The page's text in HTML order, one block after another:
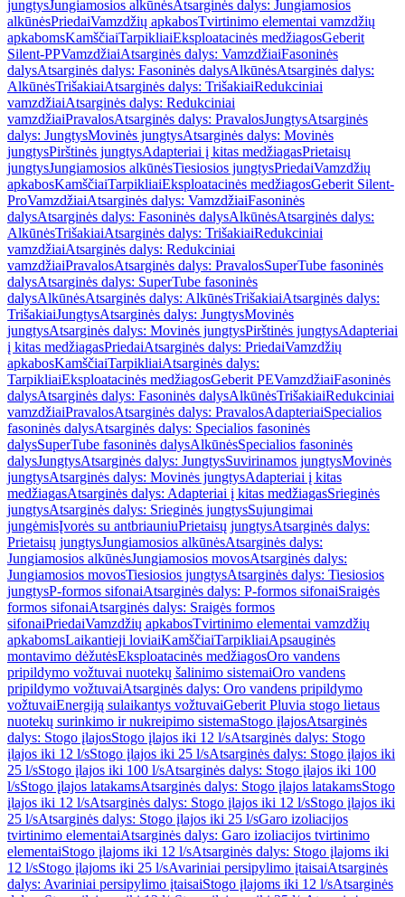
jungtysJungiamosios alkūnėsAtsarginės dalys: Jungiamosios
alkūnėsPriedaiVamzdžių apkabosTvirtinimo elementai vamzdžių
apkabomsKamščiaiTarpikliaiEksploatacinės medžiagosGeberit
Silent-PPVamzdžiaiAtsarginės dalys: VamzdžiaiFasoninės
dalysAtsarginės dalys: Fasoninės dalysAlkūnėsAtsarginės dalys:
AlkūnėsTrišakiaiAtsarginės dalys: TrišakiaiRedukciniai
vamzdžiaiAtsarginės dalys: Redukciniai
vamzdžiaiPravalosAtsarginės dalys: PravalosJungtysAtsarginės
dalys: JungtysMovinės jungtysAtsarginės dalys: Movinės
jungtysPirštinės jungtysAdapteriai į kitas medžiagasPrietaisų
jungtysJungiamosios alkūnėsTiesiosios jungtysPriedaiVamzdžių
apkabosKamščiaiTarpikliaiEksploatacinės medžiagosGeberit Silent-
ProVamzdžiaiAtsarginės dalys: VamzdžiaiFasoninės
dalysAtsarginės dalys: Fasoninės dalysAlkūnėsAtsarginės dalys:
AlkūnėsTrišakiaiAtsarginės dalys: TrišakiaiRedukciniai
vamzdžiaiAtsarginės dalys: Redukciniai
vamzdžiaiPravalosAtsarginės dalys: PravalosSuperTube fasoninės
dalysAtsarginės dalys: SuperTube fasoninės
dalysAlkūnėsAtsarginės dalys: AlkūnėsTrišakiaiAtsarginės dalys:
TrišakiaiJungtysAtsarginės dalys: JungtysMovinės
jungtysAtsarginės dalys: Movinės jungtysPirštinės jungtysAdapteriai
į kitas medžiagasPriedaiAtsarginės dalys: PriedaiVamzdžių
apkabosKamščiaiTarpikliaiAtsarginės dalys:
TarpikliaiEksploatacinės medžiagosGeberit PEVamzdžiaiFasoninės
dalysAtsarginės dalys: Fasoninės dalysAlkūnėsTrišakiaiRedukciniai
vamzdžiaiPravalosAtsarginės dalys: PravalosAdapteriaiSpecialios
fasoninės dalysAtsarginės dalys: Specialios fasoninės
dalysSuperTube fasoninės dalysAlkūnėsSpecialios fasoninės
dalysJungtysAtsarginės dalys: JungtysSuvirinamos jungtysMovinės
jungtysAtsarginės dalys: Movinės jungtysAdapteriai į kitas
medžiagasAtsarginės dalys: Adapteriai į kitas medžiagasSrieginės
jungtysAtsarginės dalys: Srieginės jungtysSujungimai
jungėmisĮvorės su antbriauniuPrietaisų jungtysAtsarginės dalys:
Prietaisų jungtysJungiamosios alkūnėsAtsarginės dalys:
Jungiamosios alkūnėsJungiamosios movosAtsarginės dalys:
Jungiamosios movosTiesiosios jungtysAtsarginės dalys: Tiesiosios
jungtysP-formos sifonaiAtsarginės dalys: P-formos sifonaiSraigės
formos sifonaiAtsarginės dalys: Sraigės formos
sifonaiPriedaiVamzdžių apkabosTvirtinimo elementai vamzdžių
apkabomsLaikantieji loviaiKamščiaiTarpikliaiApsauginės
montavimo dėžutėsEksploatacinės medžiagosOro vandens
pripildymo vožtuvai nuotekų šalinimo sistemaiOro vandens
pripildymo vožtuvaiAtsarginės dalys: Oro vandens pripildymo
vožtuvaiEnergiją sulaikantys vožtuvaiGeberit Pluvia stogo lietaus
nuotekų surinkimo ir nukreipimo sistemaStogo įlajosAtsarginės
dalys: Stogo įlajosStogo įlajos iki 12 l/sAtsarginės dalys: Stogo
įlajos iki 12 l/sStogo įlajos iki 25 l/sAtsarginės dalys: Stogo įlajos iki
25 l/sStogo įlajos iki 100 l/sAtsarginės dalys: Stogo įlajos iki 100
l/sStogo įlajos latakamsAtsarginės dalys: Stogo įlajos latakamsStogo
įlajos iki 12 l/sAtsarginės dalys: Stogo įlajos iki 12 l/sStogo įlajos iki
25 l/sAtsarginės dalys: Stogo įlajos iki 25 l/sGaro izoliacijos
tvirtinimo elementaiAtsarginės dalys: Garo izoliacijos tvirtinimo
elementaiStogo įlajoms iki 12 l/sAtsarginės dalys: Stogo įlajoms iki
12 l/sStogo įlajoms iki 25 l/sAvariniai persipylimo įtaisaiAtsarginės
dalys: Avariniai persipylimo įtaisaiStogo įlajoms iki 12 l/sAtsarginės